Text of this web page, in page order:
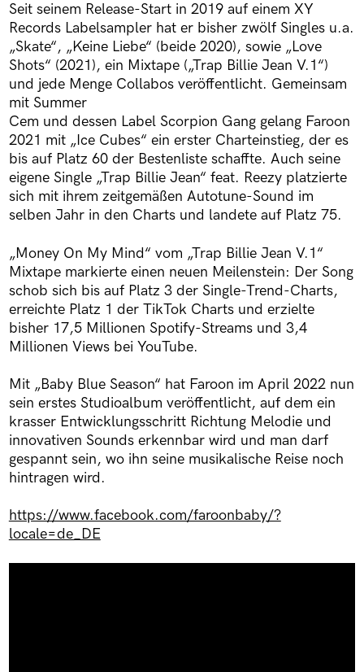
Seit seinem Release-Start in 2019 auf einem XY
Records Labelsampler hat er bisher zwölf Singles u.a.
„Skate“, „Keine Liebe“ (beide 2020), sowie „Love
Shots“ (2021), ein Mixtape („Trap Billie Jean V.1“)
und jede Menge Collabos veröffentlicht. Gemeinsam
mit Summer
Cem und dessen Label Scorpion Gang gelang Faroon
2021 mit „Ice Cubes“ ein erster Charteinstieg, der es
bis auf Platz 60 der Bestenliste schaffte. Auch seine
eigene Single „Trap Billie Jean“ feat. Reezy platzierte
sich mit ihrem zeitgemäßen Autotune-Sound im
selben Jahr in den Charts und landete auf Platz 75.
„Money On My Mind“ vom „Trap Billie Jean V.1“
Mixtape markierte einen neuen Meilenstein: Der Song
schob sich bis auf Platz 3 der Single-Trend-Charts,
erreichte Platz 1 der TikTok Charts und erzielte
bisher 17,5 Millionen Spotify-Streams und 3,4
Millionen Views bei YouTube.
Mit „Baby Blue Season“ hat Faroon im April 2022 nun
sein erstes Studioalbum veröffentlicht, auf dem ein
krasser Entwicklungsschritt Richtung Melodie und
innovativen Sounds erkennbar wird und man darf
gespannt sein, wo ihn seine musikalische Reise noch
hintragen wird.
https://www.facebook.com/faroonbaby/?
locale=de_DE